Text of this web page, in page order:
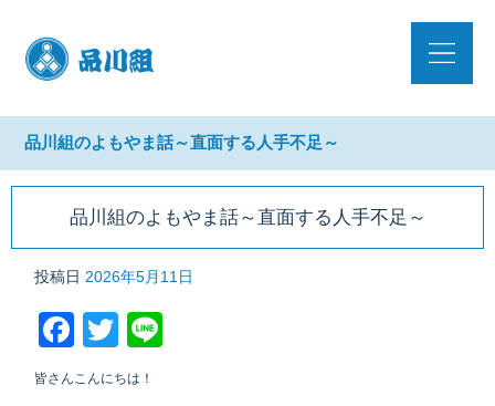
品川組のよもやま話～直面する人手不足～
品川組のよもやま話～直面する人手不足～
投稿日 2026年5月11日
Facebook
Twitter
皆さんこんにちは！